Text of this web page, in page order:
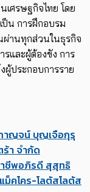
เศรษฐกิจไทย โดย
น การฝึกอบรม
านทุกส่วนในธุรกิจ
รและผู้ต้องขัง การ
ผู้ประกอบการราย
าญจน์ บุญเจือกุรุ
า จำกัด
ชีพอภิรดี สุสุทธิ
แม็คโคร-โลตัสโลตัส